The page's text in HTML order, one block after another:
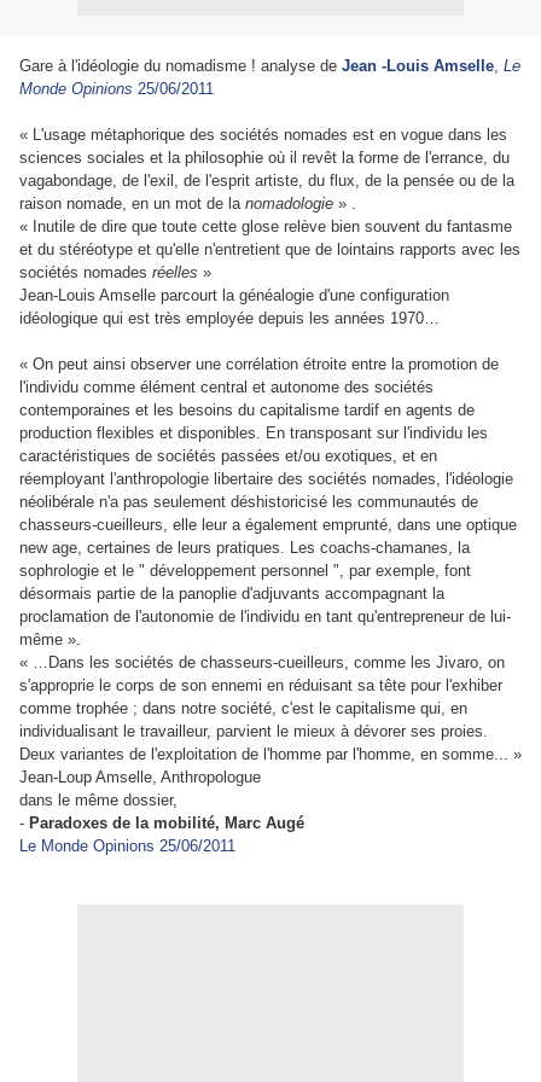
Gare à l'idéologie du nomadisme ! analyse de Jean -Louis Amselle, Le
Monde Opinions 25/06/2011
« L'usage métaphorique des sociétés nomades est en vogue dans les
sciences sociales et la philosophie où il revêt la forme de l'errance, du
vagabondage, de l'exil, de l'esprit artiste, du flux, de la pensée ou de la
raison nomade, en un mot de la nomadologie » .
« Inutile de dire que toute cette glose relève bien souvent du fantasme
et du stéréotype et qu'elle n'entretient que de lointains rapports avec les
sociétés nomades réelles »
Jean-Louis Amselle parcourt la généalogie d'une configuration
idéologique qui est très employée depuis les années 1970…
« On peut ainsi observer une corrélation étroite entre la promotion de
l'individu comme élément central et autonome des sociétés
contemporaines et les besoins du capitalisme tardif en agents de
production flexibles et disponibles. En transposant sur l'individu les
caractéristiques de sociétés passées et/ou exotiques, et en
réemployant l'anthropologie libertaire des sociétés nomades, l'idéologie
néolibérale n'a pas seulement déshistoricisé les communautés de
chasseurs-cueilleurs, elle leur a également emprunté, dans une optique
new age, certaines de leurs pratiques. Les coachs-chamanes, la
sophrologie et le " développement personnel ", par exemple, font
désormais partie de la panoplie d'adjuvants accompagnant la
proclamation de l'autonomie de l'individu en tant qu'entrepreneur de lui-
même ».
« …Dans les sociétés de chasseurs-cueilleurs, comme les Jivaro, on
s'approprie le corps de son ennemi en réduisant sa tête pour l'exhiber
comme trophée ; dans notre société, c'est le capitalisme qui, en
individualisant le travailleur, parvient le mieux à dévorer ses proies.
Deux variantes de l'exploitation de l'homme par l'homme, en somme... »
Jean-Loup Amselle, Anthropologue
dans le même dossier,
- Paradoxes de la mobilité, Marc Augé
Le Monde Opinions 25/06/2011